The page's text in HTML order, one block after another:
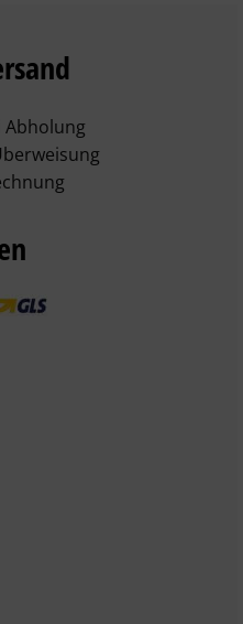
Abholung